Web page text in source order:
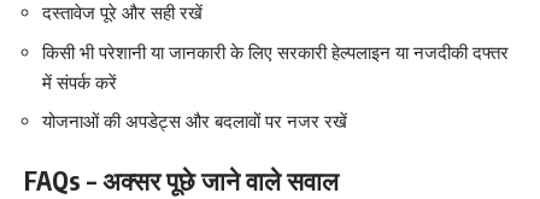
दस्तावेज पूरे और सही रखें
किसी भी परेशानी या जानकारी के लिए सरकारी हेल्पलाइन या नजदीकी दफ्तर
में संपर्क करें
योजनाओं की अपडेट्स और बदलावों पर नजर रखें
FAQs – अक्सर पूछे जाने वाले सवाल